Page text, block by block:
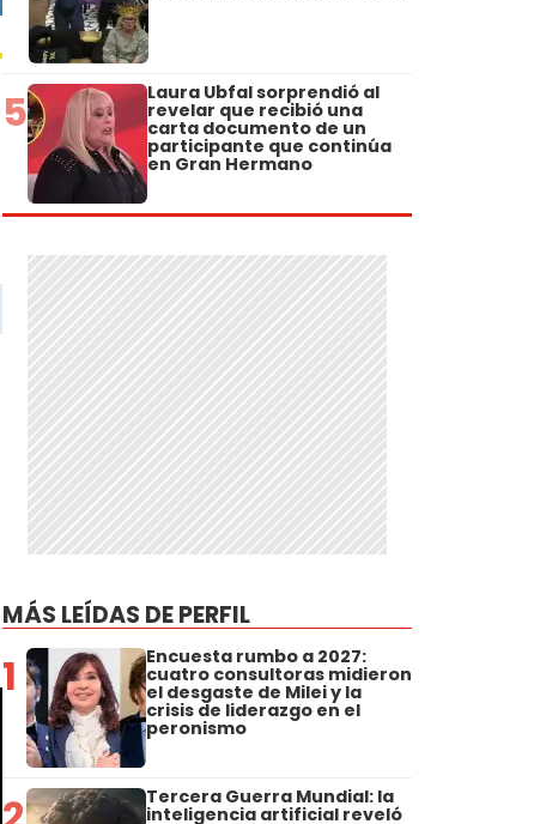
5 Laura Ubfal sorprendió al
revelar que recibió una
carta documento de un
participante que continúa
en Gran Hermano
MÁS LEÍDAS DE PERFIL
1 Encuesta rumbo a 2027:
cuatro consultoras midieron
el desgaste de Milei y la
crisis de liderazgo en el
peronismo
Tercera Guerra Mundial: la
inteligencia artificial reveló